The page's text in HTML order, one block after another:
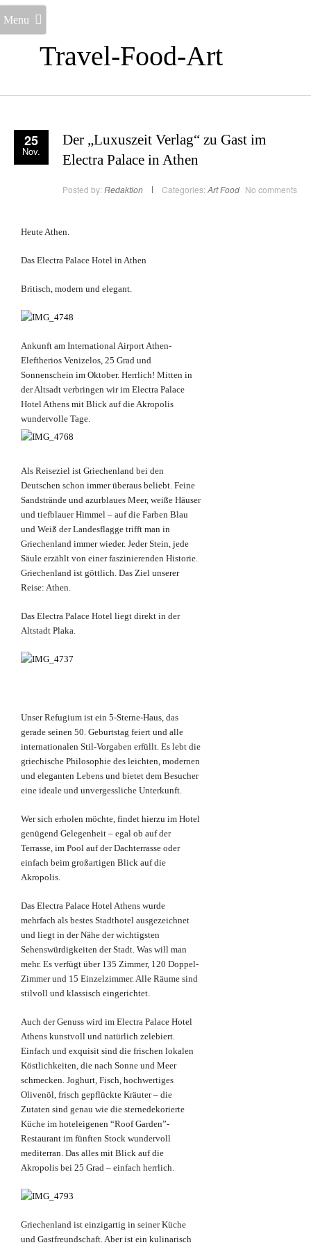
Travel-Food-Art
Menu
25
Nov.
Der „Luxuszeit Verlag“ zu Gast im
Electra Palace in Athen
Posted by: Redaktion Categories: ArtFood No comments
Heute Athen.
Das Electra Palace Hotel in Athen
Britisch, modern und elegant.
Ankunft am International Airport Athen-
Eleftherios Venizelos, 25 Grad und
Sonnenschein im Oktober. Herrlich! Mitten in
der Altsadt verbringen wir im Electra Palace
Hotel Athens mit Blick auf die Akropolis
wundervolle Tage.
Als Reiseziel ist Griechenland bei den
Deutschen schon immer überaus beliebt. Feine
Sandstrände und azurblaues Meer, weiße Häuser
und tiefblauer Himmel – auf die Farben Blau
und Weiß der Landesflagge trifft man in
Griechenland immer wieder. Jeder Stein, jede
Säule erzählt von einer faszinierenden Historie.
Griechenland ist göttlich. Das Ziel unserer
Reise: Athen.
Das Electra Palace Hotel liegt direkt in der
Altstadt Plaka.
Unser Refugium ist ein 5-Sterne-Haus, das
gerade seinen 50. Geburtstag feiert und alle
internationalen Stil-Vorgaben erfüllt. Es lebt die
griechische Philosophie des leichten, modernen
und eleganten Lebens und bietet dem Besucher
eine ideale und unvergessliche Unterkunft.
Wer sich erholen möchte, findet hierzu im Hotel
genügend Gelegenheit – egal ob auf der
Terrasse, im Pool auf der Dachterrasse oder
einfach beim großartigen Blick auf die
Akropolis.
Das Electra Palace Hotel Athens wurde
mehrfach als bestes Stadthotel ausgezeichnet
und liegt in der Nähe der wichtigsten
Sehenswürdigkeiten der Stadt. Was will man
mehr. Es verfügt über 135 Zimmer, 120 Doppel-
Zimmer und 15 Einzelzimmer. Alle Räume sind
stilvoll und klassisch eingerichtet.
Auch der Genuss wird im Electra Palace Hotel
Athens kunstvoll und natürlich zelebiert.
Einfach und exquisit sind die frischen lokalen
Köstlichkeiten, die nach Sonne und Meer
schmecken. Joghurt, Fisch, hochwertiges
Olivenöl, frisch gepflückte Kräuter – die
Zutaten sind genau wie die sternedekorierte
Küche im hoteleigenen “Roof Garden”-
Restaurant im fünften Stock wundervoll
mediterran. Das alles mit Blick auf die
Akropolis bei 25 Grad – einfach herrlich.
Griechenland ist einzigartig in seiner Küche
und Gastfreundschaft. Aber ist ein kulinarisch